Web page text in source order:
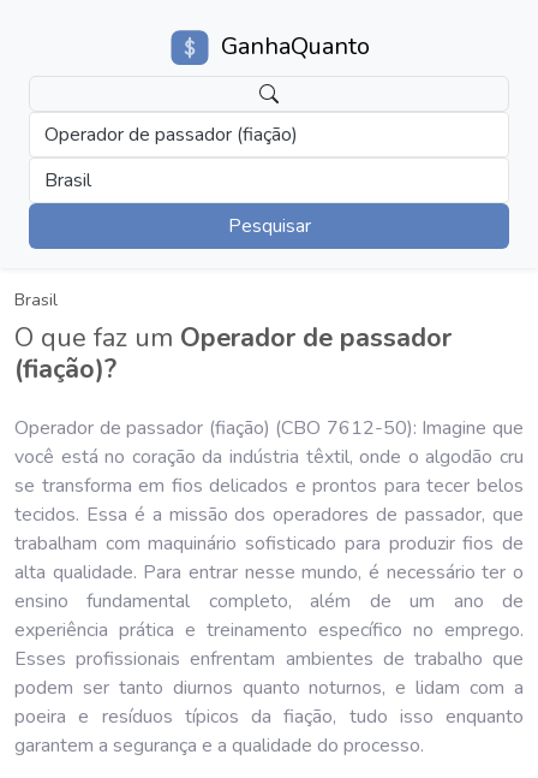
GanhaQuanto
Operador de passador (fiação)
Brasil
Pesquisar
Brasil
O que faz um Operador de passador
(fiação)?
Operador de passador (fiação) (CBO 7612-50): Imagine que
você está no coração da indústria têxtil, onde o algodão cru
se transforma em fios delicados e prontos para tecer belos
tecidos. Essa é a missão dos operadores de passador, que
trabalham com maquinário sofisticado para produzir fios de
alta qualidade. Para entrar nesse mundo, é necessário ter o
ensino fundamental completo, além de um ano de
experiência prática e treinamento específico no emprego.
Esses profissionais enfrentam ambientes de trabalho que
podem ser tanto diurnos quanto noturnos, e lidam com a
poeira e resíduos típicos da fiação, tudo isso enquanto
garantem a segurança e a qualidade do processo.